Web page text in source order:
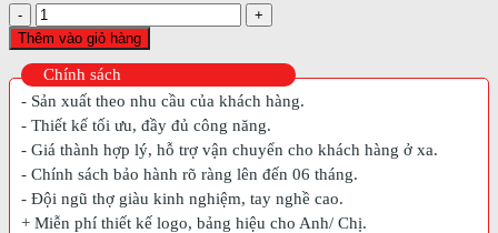
Xe
Đẩy
Bán
Xôi
-
Mẫu
62
số
lượng
Thêm vào giỏ hàng
Chính sách
- Sản xuất theo nhu cầu của khách hàng.
- Thiết kế tối ưu, đầy đủ công năng.
- Giá thành hợp lý, hỗ trợ vận chuyển cho khách hàng ở xa.
- Chính sách bảo hành rõ ràng lên đến 06 tháng.
- Đội ngũ thợ giàu kinh nghiệm, tay nghề cao.
+ Miễn phí thiết kế logo, bảng hiệu cho Anh/ Chị.